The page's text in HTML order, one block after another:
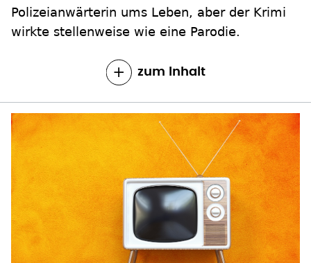
Polizeianwärterin ums Leben, aber der Krimi
wirkte stellenweise wie eine Parodie.
zum Inhalt